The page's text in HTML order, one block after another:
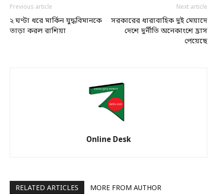
Previous article
২ ঘণ্টা ধরে মার্কিন যুদ্ধবিমানকে
তাড়া করল রাশিয়া
Next article
সরকারের ধারাবাহিক দুই মেয়াদে
দেশে দুর্নীতি অনেকাংশে হ্রাস
পেয়েছে
Online Desk
RELATED ARTICLES MORE FROM AUTHOR